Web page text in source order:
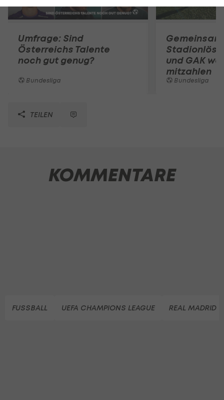
Umfrage: Sind
Österreichs Talente
noch gut genug?
Bundesliga
und GAK
mitzahlen
Bundesliga
TEILEN
KOMMENTARE
FUSSBALL UEFA CHAMPIONS LEAGUE REAL MADRID